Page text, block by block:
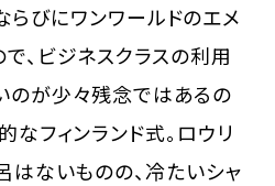
びにワンワールドのエメ
、ビジネスクラスの利用
のが少々残念ではあるの
なフィンランド式。ロウリ
はないものの、冷たいシャ